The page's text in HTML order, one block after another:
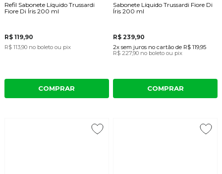
Refil Sabonete Líquido Trussardi
Fiore Di Íris 200 ml
R$ 119,90
R$ 113,90 no boleto ou pix
COMPRAR
Sabonete Líquido Trussardi Fiore Di
Íris 200 ml
R$ 239,90
2x sem juros no cartão de R$ 119,95
R$ 227,90 no boleto ou pix
COMPRAR